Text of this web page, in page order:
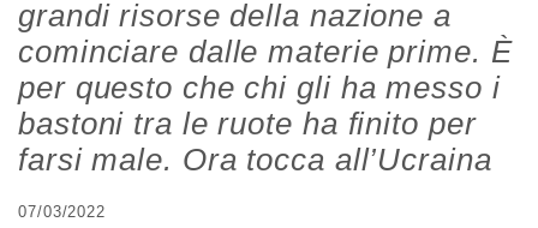
grandi risorse della nazione a
cominciare dalle materie prime. È
per questo che chi gli ha messo i
bastoni tra le ruote ha finito per
farsi male. Ora tocca all’Ucraina
07/03/2022